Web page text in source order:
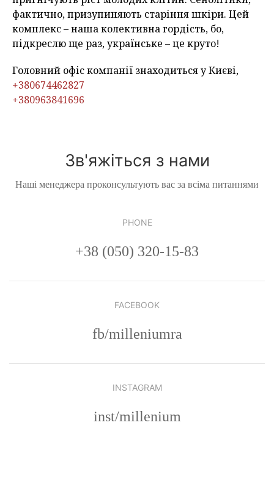
фактично, призупиняють старіння шкіри. Цей
комплекс – наша колективна гордість, бо,
підкреслю ще раз, українське – це круто!
Головний офіс компанії знаходиться у Києві,
+380674462827
+380963841696
Зв'яжіться з нами
Наші менеджера проконсультують вас за всіма питаннями
PHONE
+38 (050) 320-15-83
FACEBOOK
fb/milleniumra
INSTAGRAM
inst/millenium